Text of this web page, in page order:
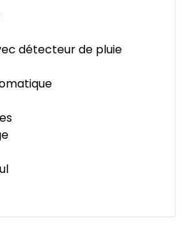
détecteur de pluie